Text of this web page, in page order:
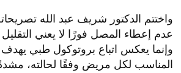
واختتم الدكتور شريف عبد الله
عدم إعطاء المصل فورًا لا يعني
وإنما يعكس اتباع بروتوكول طبي يهدف
المناسب لكل مريض وفقًا لحالته،